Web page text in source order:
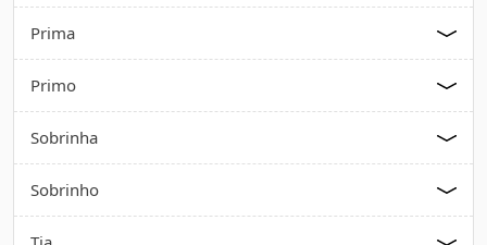
Prima
Primo
Sobrinha
Sobrinho